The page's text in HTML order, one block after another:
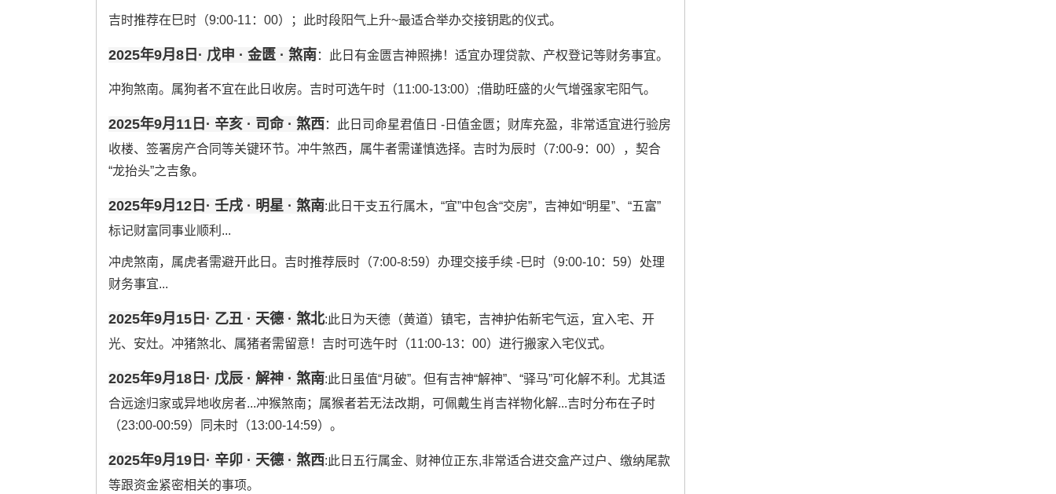
吉时推荐在巳时（9:00-11：00）；此时段阳气上升~最适合举办交接钥匙的仪式。
2025年9月8日· 戊申 · 金匮 · 煞南：此日有金匮吉神照拂！适宜办理贷款、产权登记等财务事宜。
冲狗煞南。属狗者不宜在此日收房。吉时可选午时（11:00-13:00）;借助旺盛的火气增强家宅阳气。
2025年9月11日· 辛亥 · 司命 · 煞西：此日司命星君值日 -日值金匮；财库充盈，非常适宜进行验房
收楼、签署房产合同等关键环节。冲牛煞西，属牛者需谨慎选择。吉时为辰时（7:00-9：00），契合
“龙抬头”之吉象。
2025年9月12日· 壬戌 · 明星 · 煞南:此日干支五行属木，“宜”中包含“交房”，吉神如“明星”、“五富”
标记财富同事业顺利...
冲虎煞南，属虎者需避开此日。吉时推荐辰时（7:00-8:59）办理交接手续 -巳时（9:00-10：59）处理
财务事宜...
2025年9月15日· 乙丑 · 天德 · 煞北:此日为天德（黄道）镇宅，吉神护佑新宅气运，宜入宅、开
光、安灶。冲猪煞北、属猪者需留意！吉时可选午时（11:00-13：00）进行搬家入宅仪式。
2025年9月18日· 戊辰 · 解神 · 煞南:此日虽值“月破”。但有吉神“解神”、“驿马”可化解不利。尤其适
合远途归家或异地收房者...冲猴煞南；属猴者若无法改期，可佩戴生肖吉祥物化解...吉时分布在子时
（23:00-00:59）同未时（13:00-14:59）。
2025年9月19日· 辛卯 · 天德 · 煞西:此日五行属金、财神位正东,非常适合进交盒产过户、缴纳尾款
等跟资金紧密相关的事项。